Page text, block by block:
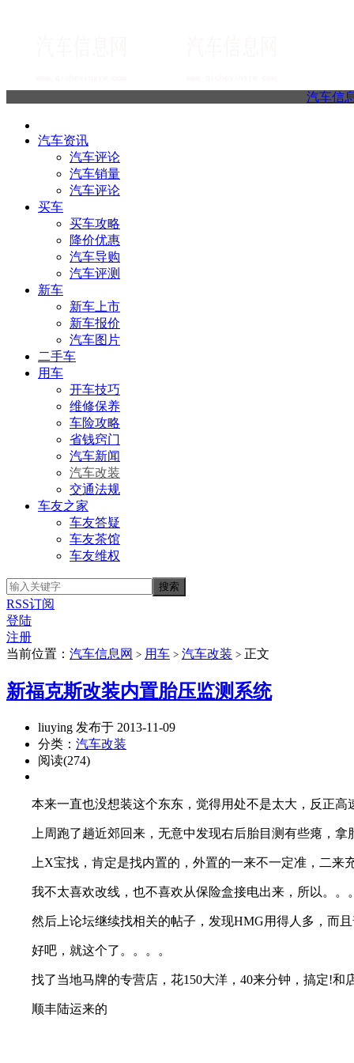
汽车信
汽车资讯
汽车评论
汽车销量
汽车评论
买车
买车攻略
降价优惠
汽车导购
汽车评测
新车
新车上市
新车报价
汽车图片
二手车
用车
开车技巧
维修保养
车险攻略
省钱窍门
汽车新闻
汽车改装
交通法规
车友之家
车友答疑
车友茶馆
车友维权
RSS订阅
登陆
注册
当前位置： 汽车信息网 > 用车 > 汽车改装 > 正文
新福克斯改装内置胎压监测系统
liuying 发布于 2013-11-09
分类： 汽车改装
阅读(274)
本来一直也没想装这个东东，觉得用处不是太大，反正高
上周跑了趟近郊回来，无意中发现右后胎目测有些瘪，拿
上X宝找，肯定是找内置的，外置的一来不一定准，二来
我不太喜欢改线，也不喜欢从保险盒接电出来，所以。。
然后上论坛继续找相关的帖子，发现HMG用得人多，而且
好吧，就这个了。。。。
找了当地马牌的专营店，花150大洋，40来分钟，搞定!和
顺丰陆运来的